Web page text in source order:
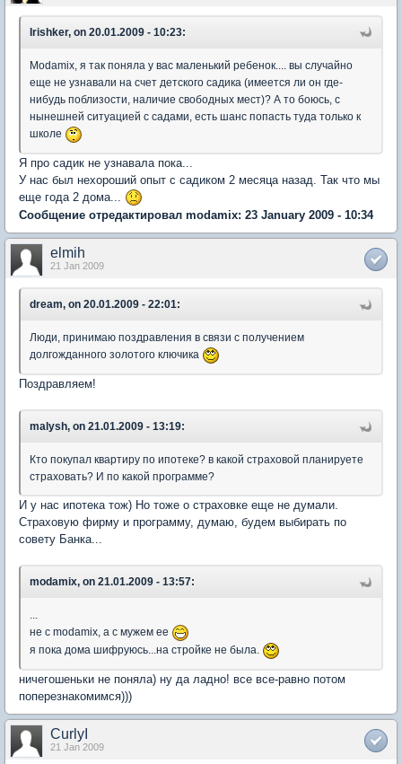
Irishker, on 20.01.2009 - 10:23:
Мodamix, я так поняла у вас маленький ребенок.... вы случайно
еще не узнавали на счет детского садика (имеется ли он где-
нибудь поблизости, наличие свободных мест)? А то боюсь, с
нынешней ситуацией с садами, есть шанс попасть туда только к
школе
Я про садик не узнавала пока...
У нас был нехороший опыт с садиком 2 месяца назад. Так что мы
еще года 2 дома...
Сообщение отредактировал modamix: 23 January 2009 - 10:34
elmih
21 Jan 2009
dream, on 20.01.2009 - 22:01:
Люди, принимаю поздравления в связи с получением
долгожданного золотого ключика
Поздравляем!
malysh, on 21.01.2009 - 13:19:
Кто покупал квартиру по ипотеке? в какой страховой планируете
страховать? И по какой программе?
И у нас ипотека тож) Но тоже о страховке еще не думали.
Страховую фирму и программу, думаю, будем выбирать по
совету Банка...
modamix, on 21.01.2009 - 13:57:
...
не с modamix, а с мужем ее
я пока дома шифруюсь...на стройке не была.
ничегошеньки не поняла) ну да ладно! все все-равно потом
поперезнакомимся)))
CurlyI
21 Jan 2009